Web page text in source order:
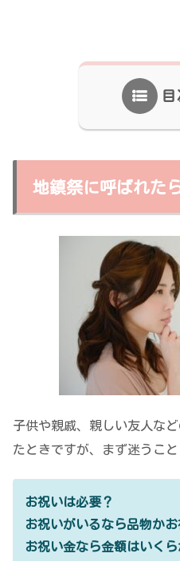
目
地鎮祭に呼ばれた
子供や親戚、親しい友人な
たときですが、まず迷うこと
お祝いは必要？
お祝いがいるなら品物か
お祝い金なら金額はいくら